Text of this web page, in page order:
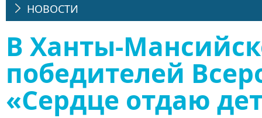
ЮРИДИЧЕСКАЯ
НОВОСТИ
В Ханты-
победителей
«Сердце отдаю